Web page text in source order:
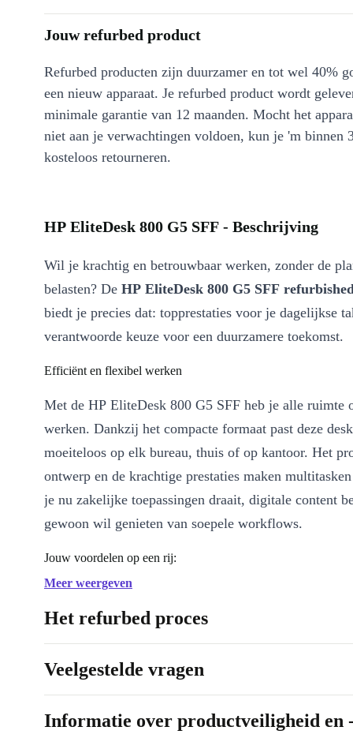
Jouw refurbed product
Refurbed producten zijn duurzamer en tot wel 40%
een nieuw apparaat. Je refurbed product wordt
minimale garantie van 12 maanden. Mocht het
niet aan je verwachtingen voldoen, kun je 'm binnen
kosteloos retourneren.
HP EliteDesk 800 G5 SFF - Beschrijving
Wil je krachtig en betrouwbaar werken, zonder de
belasten? De HP EliteDesk 800 G5 SFF
biedt je precies dat: topprestaties voor je dagelijkse
verantwoorde keuze voor een duurzamere toekomst.
Efficiënt en flexibel werken
Met de HP EliteDesk 800 G5 SFF heb je alle ruimte
werken. Dankzij het compacte formaat past deze
moeiteloos op elk bureau, thuis of op kantoor. Het
ontwerp en de krachtige prestaties maken
je nu zakelijke toepassingen draait, digitale content
gewoon wil genieten van soepele workflows.
Jouw voordelen op een rij:
Snelle prestaties: Ideaal voor veeleisende software, vlotte
Ruimtebesparend ontwerp: Past perfect in elke
Small Form Factor formaat.
Betrouwbaar en veilig: Professioneel gecontroleerd, grondig
klaar voor dagelijks gebruik – betrouwbaarheid staat voorop.
Duurzamere keuze
: Door te kiezen voor een refurbished
Meer weergeven
Het refurbed proces
Veelgestelde vragen
Informatie over productveiligheid en